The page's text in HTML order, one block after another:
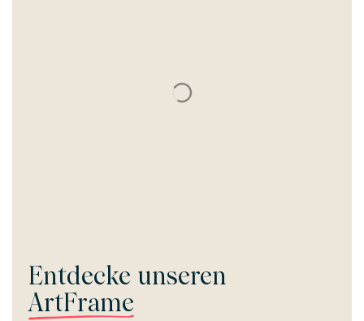
Entdecke unseren
ArtFrame